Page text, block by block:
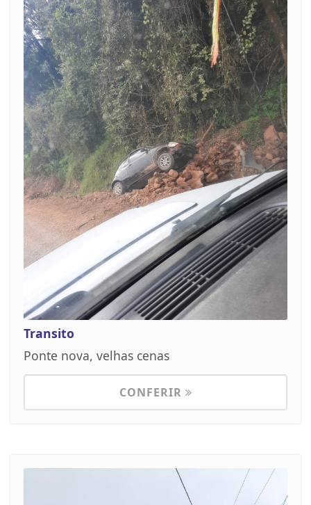
Transito
Ponte nova, velhas cenas
CONFERIR